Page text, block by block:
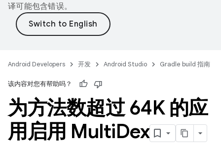
译可能包含错误。
Android Developers 开发 Android Studio Gradle build 指南
该内容对您有帮助吗？
为方法数超过 64K 的应
用启用 MultiDex